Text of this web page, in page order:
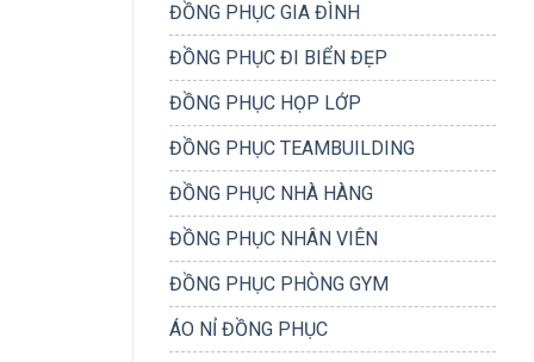
ĐỒNG PHỤC GIA ĐÌNH
ĐỒNG PHỤC ĐI BIỂN ĐẸP
ĐỒNG PHỤC HỌP LỚP
ĐỒNG PHỤC TEAMBUILDING
ĐỒNG PHỤC NHÀ HÀNG
ĐỒNG PHỤC NHÂN VIÊN
ĐỒNG PHỤC PHÒNG GYM
ÁO NỈ ĐỒNG PHỤC